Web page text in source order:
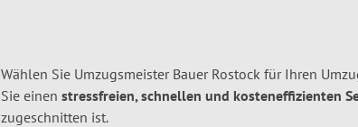
Wählen Sie Umzugsmeister Bauer Rostock für Ihren
Sie einen stressfreien, schnellen und kosteneffizienten
zugeschnitten ist.